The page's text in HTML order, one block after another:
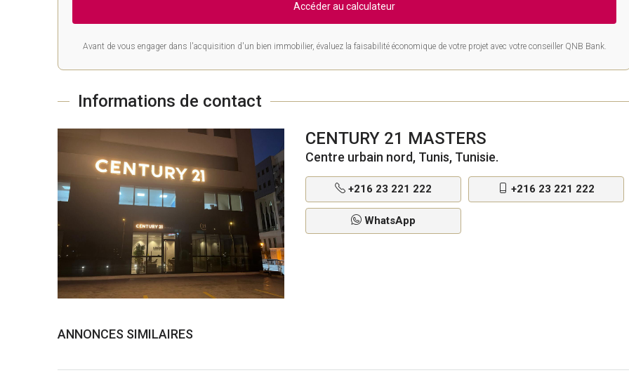
Accéder au calculateur
Avant de vous engager dans l'acquisition d'un bien immobilier, évaluez la faisabilité économique de votre projet avec votre conseiller QNB Bank.
Informations de contact
CENTURY 21 MASTERS
Centre urbain nord, Tunis, Tunisie.
+216 23 221 222 +216 23 221 222
WhatsApp
ANNONCES SIMILAIRES